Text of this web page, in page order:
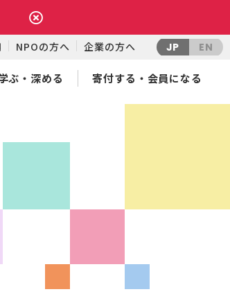
NPOの方へ 企業の方へ JP EN
ぶ・深める 寄付する・会員になる